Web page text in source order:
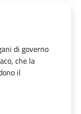
di governo
che la
il